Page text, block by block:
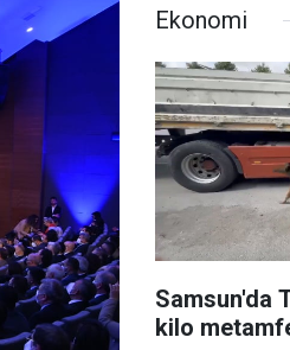
Ekonomi
Samsun'da
kilo